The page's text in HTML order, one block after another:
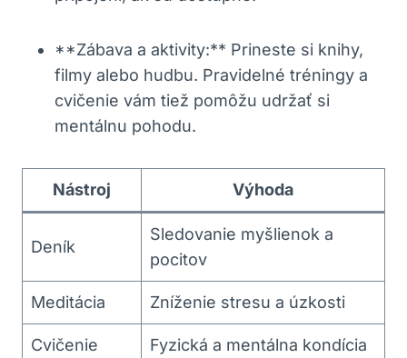
**Zábava a ‌aktivity:** Prineste si knihy,
‍filmy alebo ‌hudbu. ‍Pravidelné tréningy a
cvičenie vám tiež‌ pomôžu udržať si
mentálnu pohodu.
Nástroj Výhoda
Deník
Sledovanie myšlienok a
pocitov
Meditácia Zníženie stresu a úzkosti
Cvičenie Fyzická ‍a mentálna kondícia